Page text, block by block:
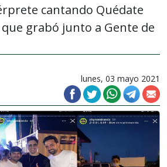
cantando Quédate
grabó junto a Gente de
lunes, 03 mayo 2021